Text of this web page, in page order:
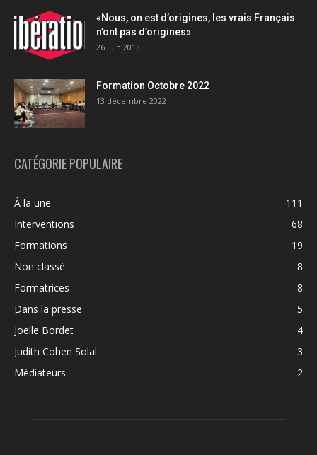
«Nous, on est d’origines, les vrais Français
n’ont pas d’origines»
26 juin 2013
Formation Octobre 2022
13 décembre 2022
CATÉGORIE POPULAIRE
À la une
111
Interventions
68
Formations
19
Non classé
8
Formatrices
8
Dans la presse
5
Joelle Bordet
4
Judith Cohen Solal
3
Médiateurs
2